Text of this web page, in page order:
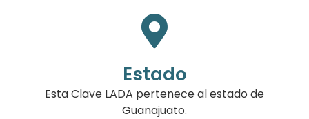
Estado
Esta Clave LADA pertenece al estado de
Guanajuato.